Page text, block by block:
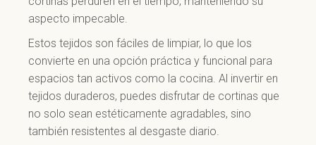
aspecto impecable.
Estos tejidos son fáciles de limpiar, lo que los
convierte en una opción práctica y funcional para
espacios tan activos como la cocina. Al invertir en
tejidos duraderos, puedes disfrutar de cortinas que
no solo sean estéticamente agradables, sino
también resistentes al desgaste diario.